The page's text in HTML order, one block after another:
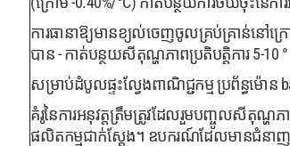
ការធានាឱ្យមានខ្យល់ចេញចូលគ្រប់គ្រាន់នៅក្រោម
បាន - កាត់បន្ថយសីតុណ្ហភាពប្រតិបត្តិការ 5-10 °
សម្រាប់ដំបូលផ្ទះល្វែងពាណិជ្ជកម្ម ប្រព័ន្ធម៉ោ
គំរូនៃការអនុវត្តត្រឹមត្រូវដែលរួមបញ្ចូលសីតុណ្ហភ
ផលិតកម្មជាក់ស្តែង។ ឧបករណ៍ដែលមានជំនាញវិ